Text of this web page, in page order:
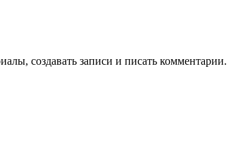
создавать записи и писать комментарии.